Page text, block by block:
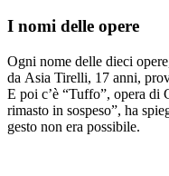
I nomi delle opere
Ogni nome delle dieci
da Asia Tirelli, 17 anni,
E poi c’è “Tuffo”, opera di
rimasto in sospeso”, ha
gesto non era possibile.